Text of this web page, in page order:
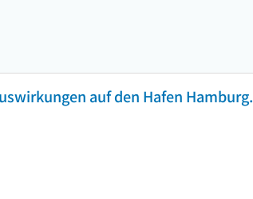
auf den Hafen Hamburg.